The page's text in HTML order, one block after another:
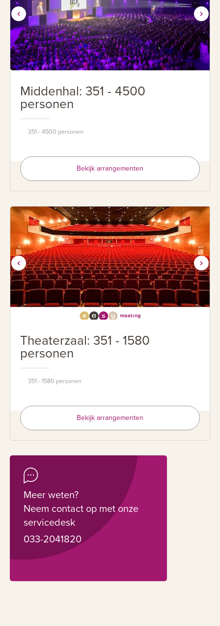
Middenhal: 351 - 4500
personen
351 - 4500 personen
Bekijk arrangementen
Theaterzaal: 351 - 1580
personen
351 - 1580 personen
Bekijk arrangementen
Meer weten?
Neem contact op met onze
servicedesk
033-2041820